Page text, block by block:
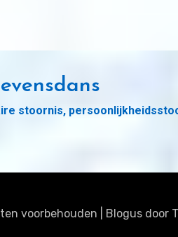
stoornis,
voorbehouden Blogus door